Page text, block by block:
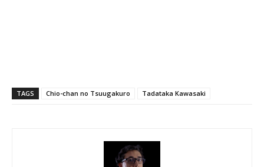
TAGS Chio-chan no Tsuugakuro Tadataka Kawasaki